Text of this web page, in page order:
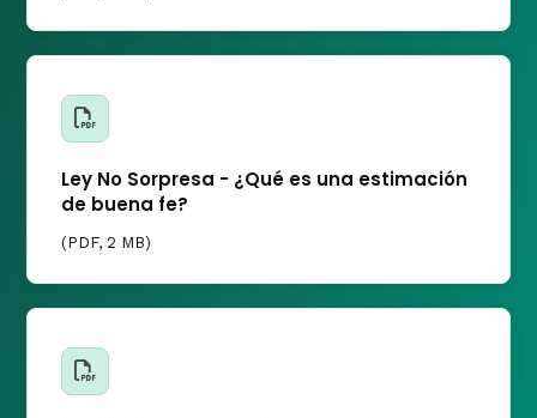
Ley No Sorpresa - ¿Qué es una estimación
de buena fe?
(PDF, 2 MB)